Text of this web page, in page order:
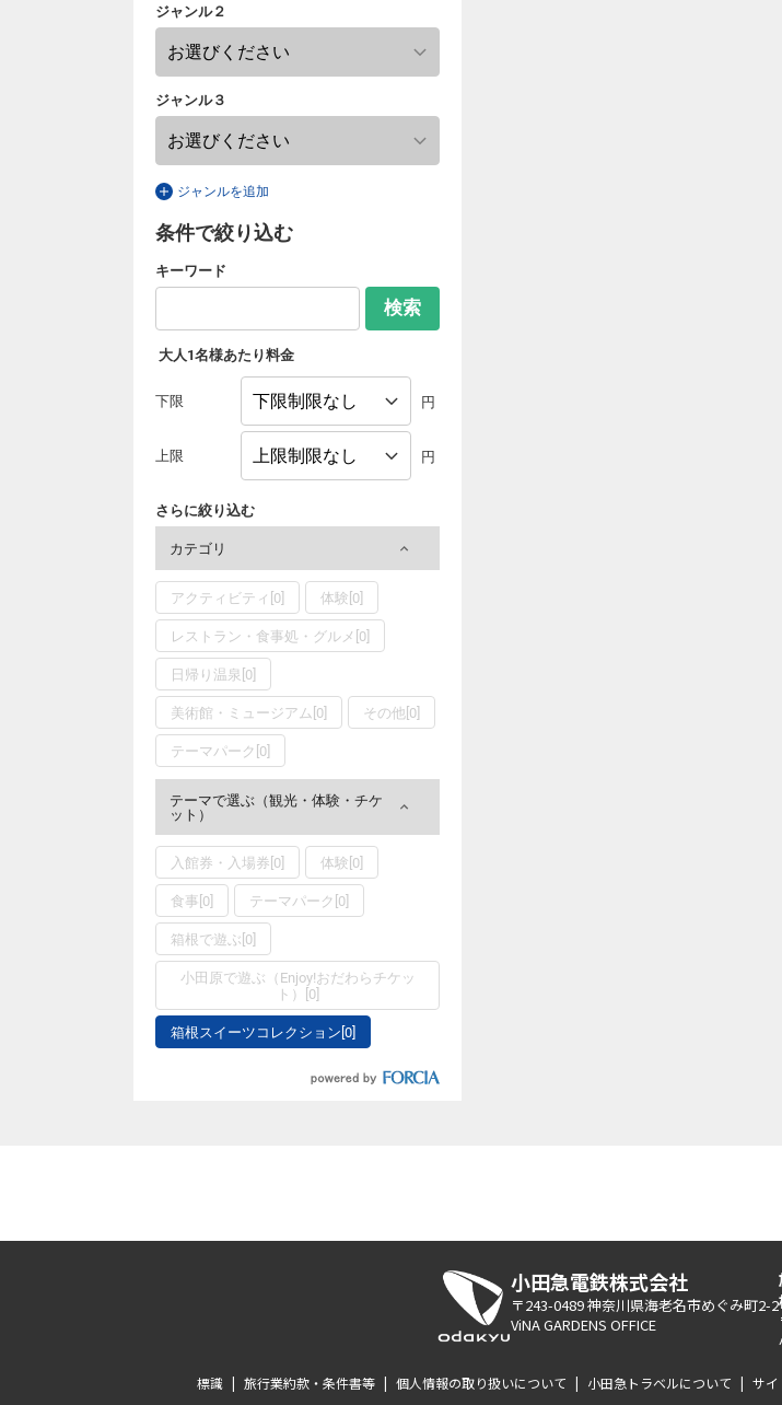
ジャンル２
ジャンル３
ジャンルを追加
条件で絞り込む
キーワード
検索
大人1名様あたり料金
下限 円
上限 円
さらに絞り込む
カテゴリ
アクティビティ[0] 体験[0]
レストラン・食事処・グルメ[0]
日帰り温泉[0]
美術館・ミュージアム[0] その他[0]
テーマパーク[0]
テーマで選ぶ（観光・体験・チケ
ット）
入館券・入場券[0] 体験[0]
食事[0] テーマパーク[0]
箱根で遊ぶ[0]
小田原で遊ぶ（Enjoy!おだわらチケッ
ト）[0]
箱根スイーツコレクション[0]
小田急電鉄株式会社
〒243-0489 神奈川県海老名市めぐみ町2-2
ViNA GARDENS OFFICE
標識 | 旅行業約款・条件書等 | 個人情報の取り扱いについて | 小田急トラベルについて | サイ